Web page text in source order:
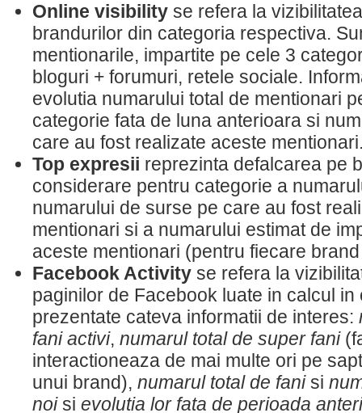
Online visibility se refera la
brandurilor din categoria respectiva.
mentionarile, impartite pe cele 3
bloguri + forumuri, retele sociale.
evolutia numarului total de mentionari
categorie fata de luna anterioara si
care au fost realizate aceste
Top expresii reprezinta defalcarea pe
considerare pentru categorie a
numarului de surse pe care au fost
mentionari si a numarului estimat de
aceste mentionari (pentru fiecare
Facebook Activity se refera la
paginilor de Facebook luate in calcul in
prezentate cateva informatii de interes:
fani activi, numarul total de super fani
interactioneaza de mai multe ori pe
unui brand), numarul total de fanisi
noisi evolutia lor fata de perioada